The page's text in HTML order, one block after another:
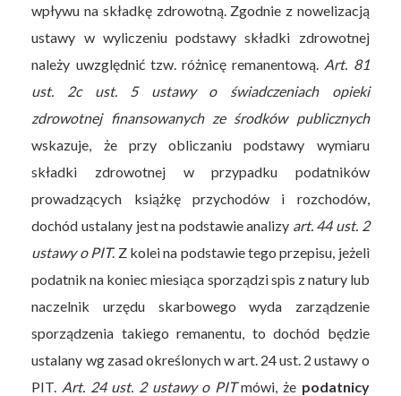
wpływu na składkę zdrowotną. Zgodnie z nowelizacją
ustawy w wyliczeniu podstawy składki zdrowotnej
należy uwzględnić tzw. różnicę remanentową. Art. 81
ust. 2c ust. 5 ustawy o świadczeniach opieki
zdrowotnej finansowanych ze środków publicznych
wskazuje, że przy obliczaniu podstawy wymiaru
składki zdrowotnej w przypadku podatników
prowadzących książkę przychodów i rozchodów,
dochód ustalany jest na podstawie analizy art. 44 ust. 2
ustawy o PIT. Z kolei na podstawie tego przepisu, jeżeli
podatnik na koniec miesiąca sporządzi spis z natury lub
naczelnik urzędu skarbowego wyda zarządzenie
sporządzenia takiego remanentu, to dochód będzie
ustalany wg zasad określonych w art. 24 ust. 2 ustawy o
PIT. Art. 24 ust. 2 ustawy o PITmówi, że podatnicy